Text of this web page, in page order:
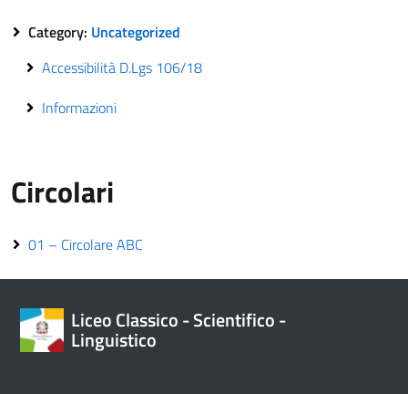
Category: Uncategorized
Accessibilità D.Lgs 106/18
Informazioni
Circolari
01 – Circolare ABC
Liceo Classico - Scientifico -
Linguistico